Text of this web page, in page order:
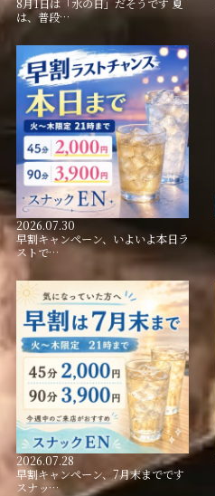
は、普段…
2026.07.30
早割キャンペーン、いよいよ本日ラ
ストで…
2026.07.28
早割キャンペーン、7月末までです
スナッ…